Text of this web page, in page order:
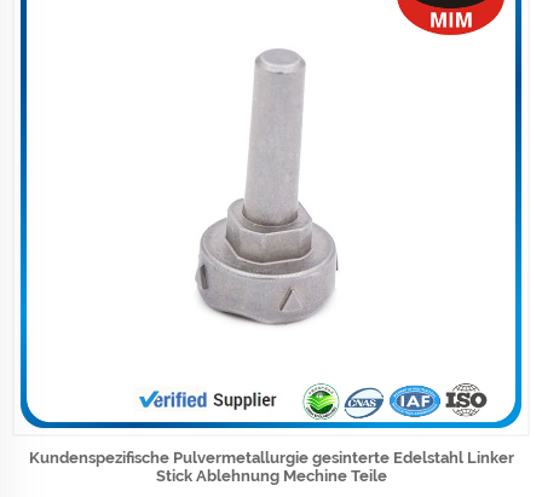
Kundenspezifische Pulvermetallurgie gesinterte Edelstahl Linker
Stick Ablehnung Mechine Teile